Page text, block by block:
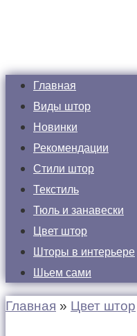
Главная
Виды штор
Новинки
Рекомендации
Стили штор
Текстиль
Тюль и занавески
Цвет штор
Шторы в интерьере
Шьем сами
Главная » Цвет штор